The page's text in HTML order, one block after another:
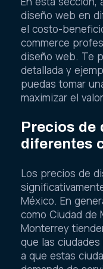
diseño web en
el costo-
commerce
diseño web. Te
detallada y
puedas tomar
maximizar el
Precios de
diferentes
Los precios de
México. En
como Ciudad de
Monterrey
que las
a que estas